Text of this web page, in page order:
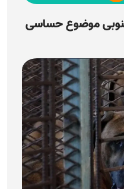
موضوع حساسی